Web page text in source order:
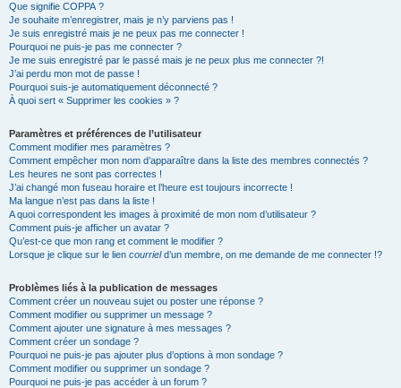
Que signifie COPPA ?
Je souhaite m’enregistrer, mais je n’y parviens pas !
Je suis enregistré mais je ne peux pas me connecter !
Pourquoi ne puis-je pas me connecter ?
Je me suis enregistré par le passé mais je ne peux plus me connecter ?!
J’ai perdu mon mot de passe !
Pourquoi suis-je automatiquement déconnecté ?
À quoi sert « Supprimer les cookies » ?
Paramètres et préférences de l’utilisateur
Comment modifier mes paramètres ?
Comment empêcher mon nom d’apparaître dans la liste des membres connectés ?
Les heures ne sont pas correctes !
J’ai changé mon fuseau horaire et l’heure est toujours incorrecte !
Ma langue n’est pas dans la liste !
A quoi correspondent les images à proximité de mon nom d’utilisateur ?
Comment puis-je afficher un avatar ?
Qu’est-ce que mon rang et comment le modifier ?
Lorsque je clique sur le lien courrield’un membre, on me demande de me connecter !?
Problèmes liés à la publication de messages
Comment créer un nouveau sujet ou poster une réponse ?
Comment modifier ou supprimer un message ?
Comment ajouter une signature à mes messages ?
Comment créer un sondage ?
Pourquoi ne puis-je pas ajouter plus d’options à mon sondage ?
Comment modifier ou supprimer un sondage ?
Pourquoi ne puis-je pas accéder à un forum ?